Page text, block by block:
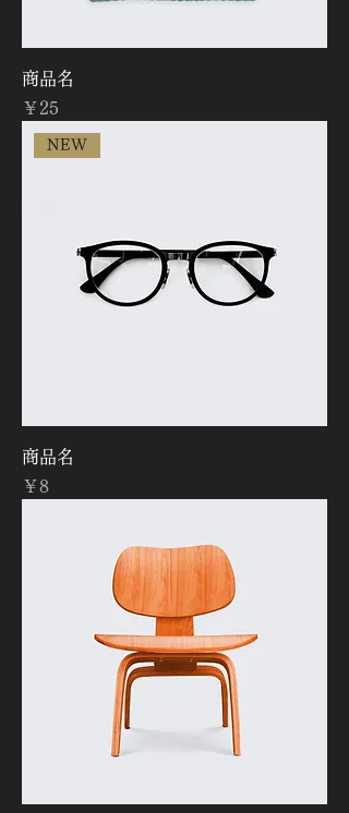
商品名
価格
￥25
NEW
商品名
価格
￥8